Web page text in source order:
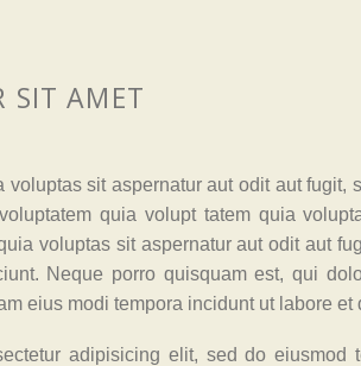
SIT AMET
voluptas sit aspernatur aut odit aut
quia volupt tatem quia
voluptas sit aspernatur aut odit aut
Neque porro quisquam est, qui
eius modi tempora incidunt ut labore
adipisicing elit, sed do